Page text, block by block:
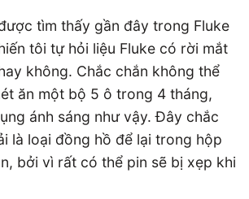
tìm thấy gần đây trong Fluke
tôi tự hỏi liệu Fluke có rời mắt
không. Chắc chắn không thể
ăn một bộ 5 ô trong 4 tháng,
ánh sáng như vậy. Đây chắc
là loại đồng hồ để lại trong hộp
bởi vì rất có thể pin sẽ bị xẹp khi